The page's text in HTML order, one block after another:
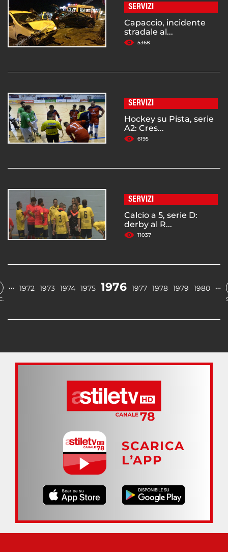
SERVIZI
Capaccio, incidente
stradale al...
5368
SERVIZI
Hockey su Pista, serie
A2: Cres...
6195
SERVIZI
Calcio a 5, serie D:
derby al R...
11037
… 1972 1973 1974 1975 1976 1977 1978 1979 1980 …
SCARICA
L’APP